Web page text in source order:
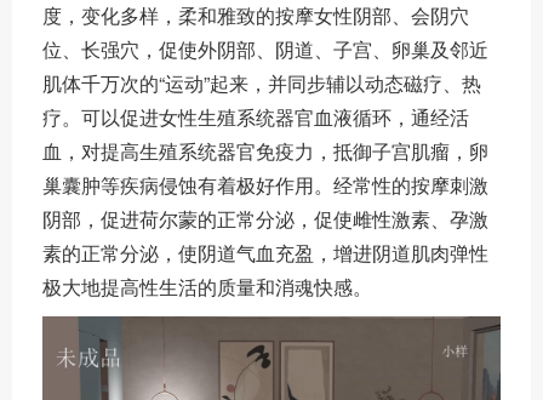
度，变化多样，柔和雅致的按摩女性阴部、会阴穴
位、长强穴，促使外阴部、阴道、子宫、卵巢及邻近
肌体千万次的“运动”起来，并同步辅以动态磁疗、热
疗。可以促进女性生殖系统器官血液循环，通经活
血，对提高生殖系统器官免疫力，抵御子宫肌瘤，卵
巢囊肿等疾病侵蚀有着极好作用。经常性的按摩刺激
阴部，促进荷尔蒙的正常分泌，促使雌性激素、孕激
素的正常分泌，使阴道气血充盈，增进阴道肌肉弹性
极大地提高性生活的质量和消魂快感。